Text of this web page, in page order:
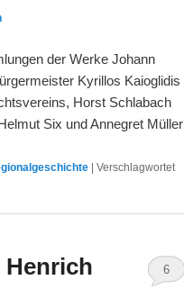
der Werke Johann
Kyrillos Kaioglidis
Horst Schlabach
Six und Annegret Müller
|Verschlagwortet
Henrich
6